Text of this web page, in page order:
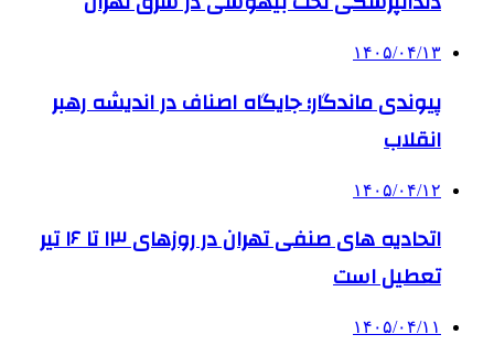
۱۴۰۵/۰۴/۱۳
پیوندی ماندگار؛ جایگاه اصناف در اندیشه رهبر
انقلاب
۱۴۰۵/۰۴/۱۲
اتحادیه های صنفی تهران در روزهای ۱۳ تا ۱۶ تیر
تعطیل است
۱۴۰۵/۰۴/۱۱